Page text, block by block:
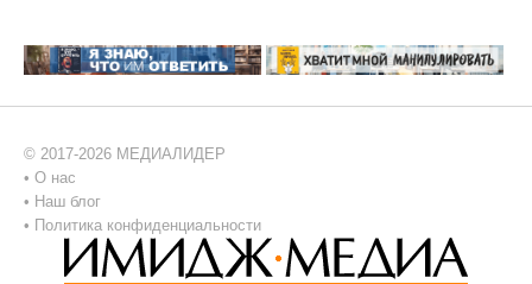
© 2017-2026 МЕДИАЛИДЕР
• О нас
• Наш блог
• Политика конфиденциальности